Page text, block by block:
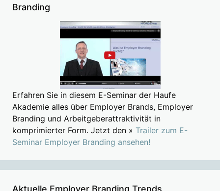
Branding
Erfahren Sie in diesem E-Seminar der Haufe
Akademie alles über Employer Brands, Employer
Branding und Arbeitgeberattraktivität in
komprimierter Form. Jetzt den » Trailer zum E-
Seminar Employer Branding ansehen!